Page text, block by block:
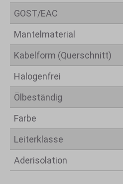
GOST/EAC
Mantelmaterial
Kabelform (Querschnitt)
Halogenfrei
Ölbeständig
Farbe
Leiterklasse
Aderisolation